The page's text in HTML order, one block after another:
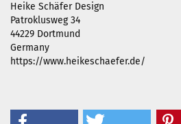
Heike Schäfer Design
Patroklusweg 34
44229 Dortmund
Germany
https://www.heikeschaefer.de/